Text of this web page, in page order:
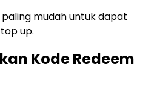
mudah untuk dapat
up.
Kode Redeem